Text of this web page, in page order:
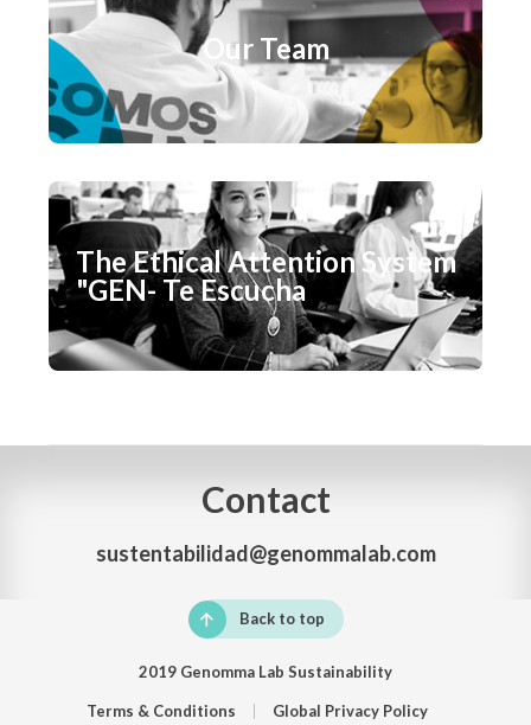
Our Team
The Ethical Attention System
"GEN- Te Escucha
Contact
sustentabilidad@genommalab.com
Back to top
2019 Genomma Lab Sustainability
Terms & Conditions Global Privacy Policy